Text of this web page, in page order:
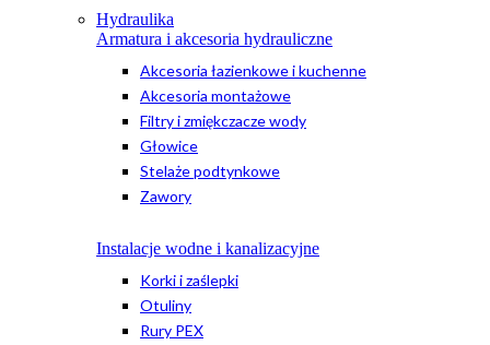
Hydraulika
Armatura i akcesoria hydrauliczne
Akcesoria łazienkowe i kuchenne
Akcesoria montażowe
Filtry i zmiękczacze wody
Głowice
Stelaże podtynkowe
Zawory
Instalacje wodne i kanalizacyjne
Korki i zaślepki
Otuliny
Rury PEX